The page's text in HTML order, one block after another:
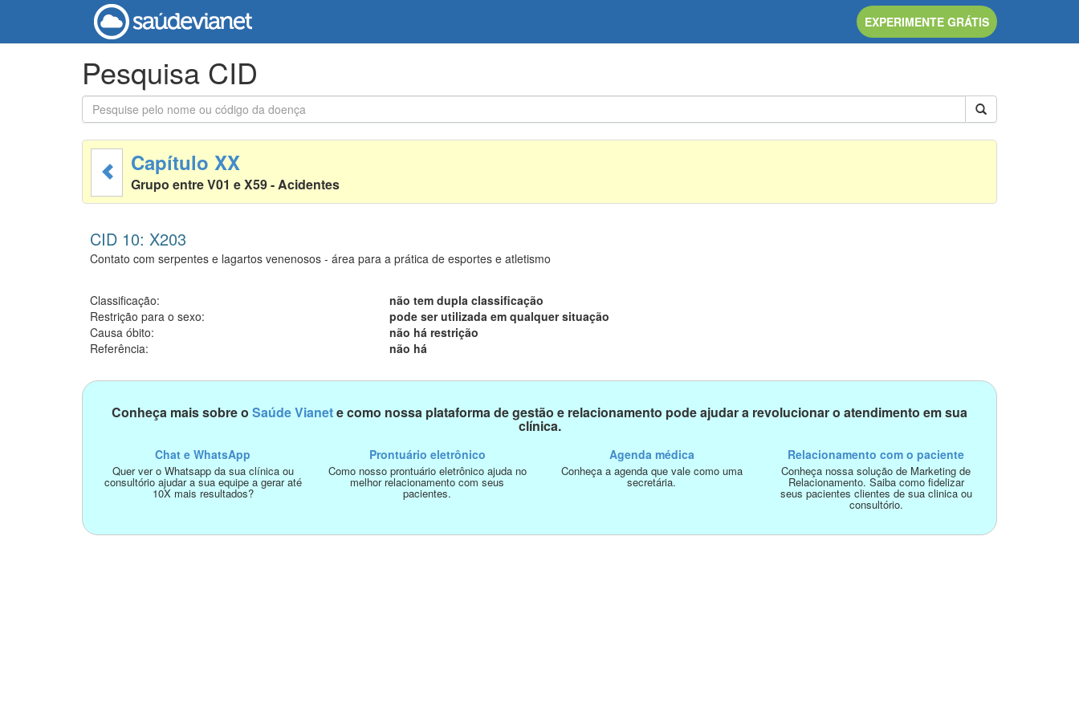
EXPERIMENTE GRÁTIS
Pesquisa CID
Capítulo XX
Grupo entre V01 e X59 - Acidentes
CID 10: X203
Contato com serpentes e lagartos venenosos - área para a prática de esportes e atletismo
Classificação:
não tem dupla classificação
Restrição para o sexo:
pode ser utilizada em qualquer situação
Causa óbito:
não há restrição
Referência:
não há
Conheça mais sobre o Saúde Vianete como nossa plataforma de gestão e relacionamento pode ajudar a revolucionar o atendimento em sua
clínica.
Chat e WhatsApp
Quer ver o Whatsapp da sua clínica ou
consultório ajudar a sua equipe a gerar até
10X mais resultados?
Prontuário eletrônico
Como nosso prontuário eletrônico ajuda no
melhor relacionamento com seus
pacientes.
Agenda médica
Conheça a agenda que vale como uma
secretária.
Relacionamento com o paciente
Conheça nossa solução de Marketing de
Relacionamento. Saiba como fidelizar
seus pacientes clientes de sua clinica ou
consultório.